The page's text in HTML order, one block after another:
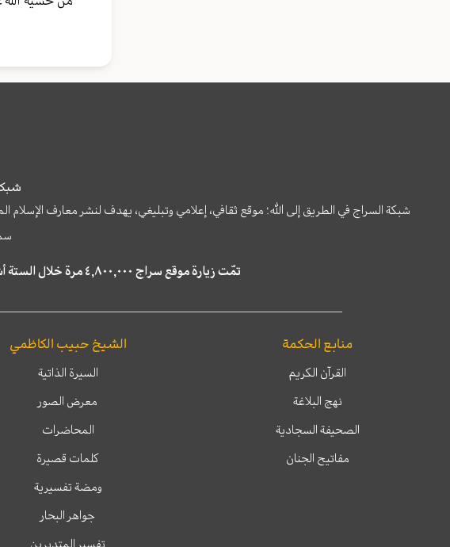
شبكة السراج في الطريق إلى الله؛ موقع ثقافي، إعلامي وتبليغي، يهدف لنشر معارف
تمّت زيارة موقع سراج ٤,٨٠٠,٠٠٠ مرة خلال الستة أشهر الماضية، كما ظهر في نتائج البحث في محركات البحث٢٢,٢٩٠,٠٠٠ مرّة.
منابع الحكمة
القرآن الكريم
نهج البلاغة
الصحيفة السجادية
مفاتيح الجنان
الشيخ حبيب الكاظمي
السيرة الذاتية
معرض الصور
المحاضرات
كلمات قصيرة
ومضة تفسيرية
جواهر البحار